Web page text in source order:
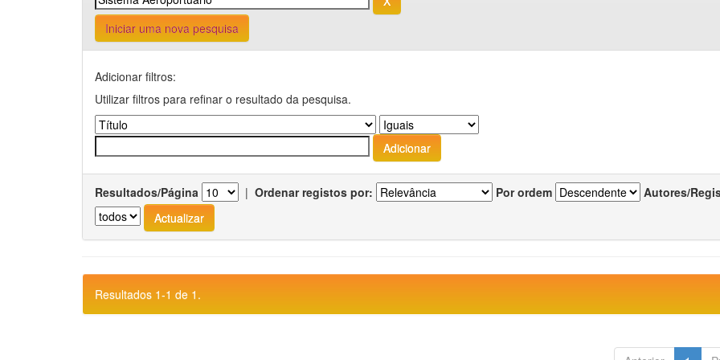
Iniciar uma nova pesquisa
Adicionar filtros:
Utilizar filtros para refinar o resultado da pesquisa.
Resultados/Página | Ordenar registos por: Por ordem Autores/
Resultados 1-1 de 1.